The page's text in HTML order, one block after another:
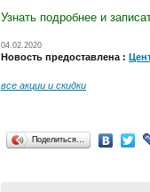
Узнать подробнее и
04.02.2020
Новость предоставлена :
все акции и скидки
Поделиться…